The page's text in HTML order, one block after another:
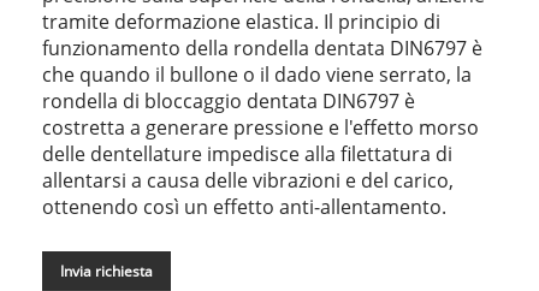
tramite deformazione elastica. Il principio di
funzionamento della rondella dentata DIN6797 è
che quando il bullone o il dado viene serrato, la
rondella di bloccaggio dentata DIN6797 è
costretta a generare pressione e l'effetto morso
delle dentellature impedisce alla filettatura di
allentarsi a causa delle vibrazioni e del carico,
ottenendo così un effetto anti-allentamento.
Invia richiesta